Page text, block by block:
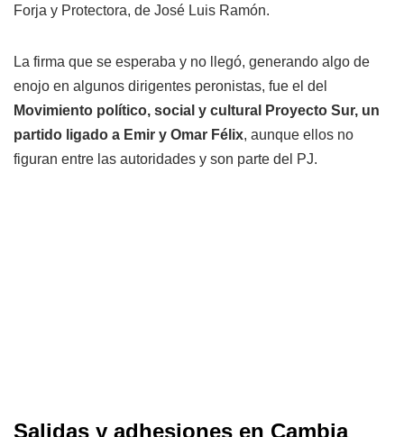
Forja y Protectora, de José Luis Ramón.
La firma que se esperaba y no llegó, generando algo de
enojo en algunos dirigentes peronistas, fue el del
Movimiento político, social y cultural Proyecto Sur, un
partido ligado a Emir y Omar Félix, aunque ellos no
figuran entre las autoridades y son parte del PJ.
Salidas y adhesiones en Cambia